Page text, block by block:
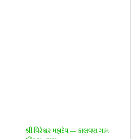
શ્રી વિરેશ્વર મહાદેવ — કાલવણ ગામ